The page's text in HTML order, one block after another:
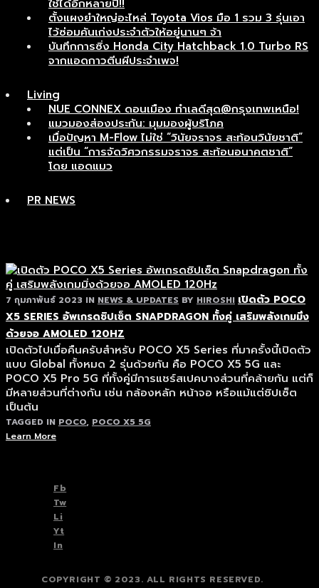
ใช้ได้อีกหลายปี!!
ตั้งแผงยำใหญ่อะไหล่ Toyota Vios มือ 1 รวม 3 รุ่นเอา
ไว้ซ่อมคันเก่งประจำตัวให้อยู่นานๆ จ้า
บันทึกการซิ่ง Honda City Hatchback 1.0 Turbo RS
จากแอดกาวตีนผีประจำเพจ!
Living
NUE CONNEX ดอนเมือง ทำเลดีสุด@กรุงเทพเหนือ!
แมวมองส่องประกัน: มุมมองผู้บริโภค
เมื่อปัญหา M-Flow ไม่ใช่ “วินัยจราจร สะท้อนวินัยชาติ”
แต่เป็น “การจัดวิศวกรรมจราจร สะท้อนอนาคตชาติ”
โดย แอดแมว
PR NEWS
7 กุมภาพันธ์ 2023 IN NEWS & UPDATES BY HIROSHI เปิดตัว POCO
X5 SERIES อัพเกรดชิปเซ็ต SNAPDRAGON ทั้งคู่ เสริมพลังเกมมิ่ง
ด้วยจอ AMOLED 120HZ
เปิดตัวไปเมื่อคืนครับสำหรับ POCO X5 Series ที่มาครั้งนี้เปิดตัว
แบบ Global ทั้งหมด 2 รุ่นด้วยกัน คือ POCO X5 5G และ
POCO X5 Pro 5G ที่ทั้งคู่มีการแชร์สเปคบางส่วนที่คล้ายกัน แต่ก็
มีหลายส่วนที่ต่างกัน เช่น กล้องหลัก หน้าจอ หรือแม้แต่ชิปเซ็ต
เป็นต้น
TAGGED IN POCO, POCO X5 5G
Learn More
Fb
Tw
Li
Yt
In
COPYRIGHT © 2023. ALL RIGHTS RESERVED.